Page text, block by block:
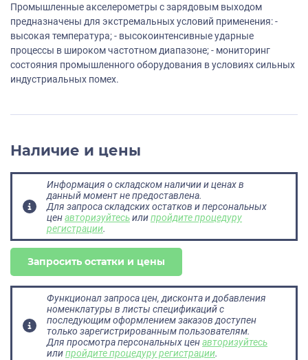
Промышленные акселерометры с зарядовым выходом
предназначены для экстремальных условий применения: -
высокая температура; - высокоинтенсивные ударные
процессы в широком частотном диапазоне; - мониторинг
состояния промышленного оборудования в условиях сильных
индустриальных помех.
Наличие и цены
Информация о складском наличии и ценах в
данный момент не предоставлена.
Для запроса складских остатков и персональных
ценавторизуйтесьилипройдите процедуру
регистрации.
Запросить остатки и цены
Функционал запроса цен, дисконта и добавления
номенклатуры в листы спецификаций с
последующим оформлением заказов доступен
только зарегистрированным пользователям.
Для просмотра персональных ценавторизуйтесь
илипройдите процедуру регистрации.